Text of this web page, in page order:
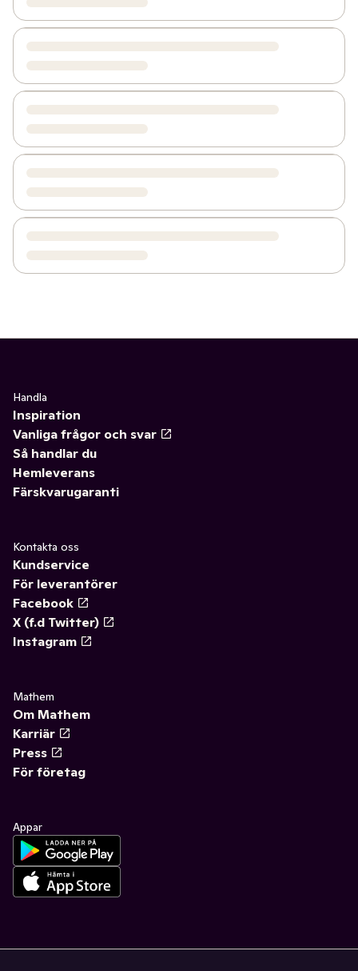
Handla
Inspiration
Vanliga frågor och svar
Så handlar du
Hemleverans
Färskvarugaranti
Kontakta oss
Kundservice
För leverantörer
Facebook
X (f.d Twitter)
Instagram
Mathem
Om Mathem
Karriär
Press
För företag
Appar